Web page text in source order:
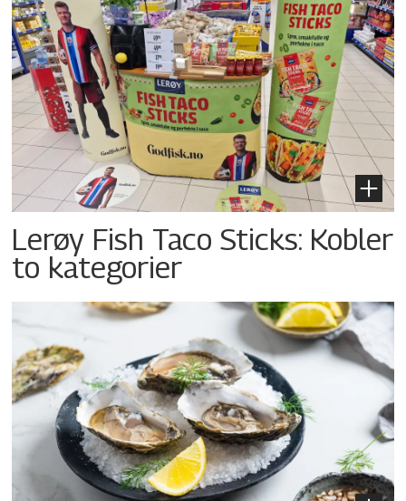
Lerøy Fish Taco Sticks: Kobler
to kategorier